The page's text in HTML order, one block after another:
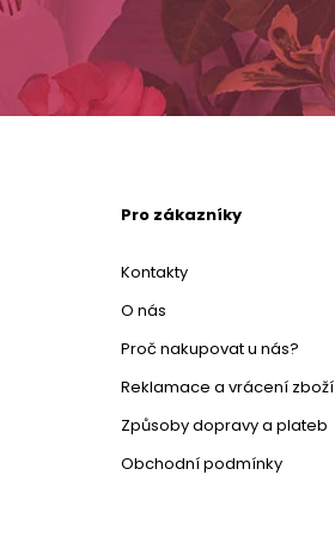
Pro zákazníky
Kontakty
O nás
Proč nakupovat u nás?
Reklamace a vrácení zboží
Způsoby dopravy a plateb
Obchodní podmínky